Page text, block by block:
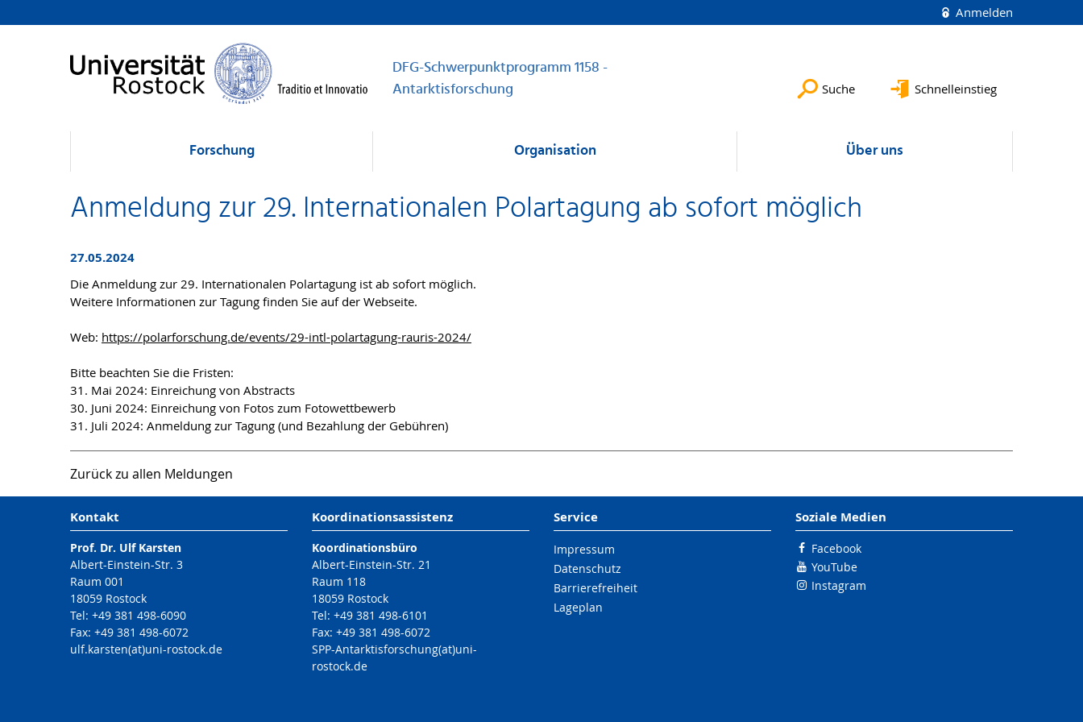
Anmelden
DFG-Schwerpunktprogramm 1158 -
Antarktisforschung
Suche Schnelleinstieg
Forschung Organisation Über uns
Anmeldung zur 29. Internationalen Polartagung ab sofort möglich
27.05.2024
Die Anmeldung zur 29. Internationalen Polartagung ist ab sofort möglich.
Weitere Informationen zur Tagung finden Sie auf der Webseite.
Web: https://polarforschung.de/events/29-intl-polartagung-rauris-2024/
Bitte beachten Sie die Fristen:
31. Mai 2024: Einreichung von Abstracts
30. Juni 2024: Einreichung von Fotos zum Fotowettbewerb
31. Juli 2024: Anmeldung zur Tagung (und Bezahlung der Gebühren)
Zurück zu allen Meldungen
Kontakt
Prof. Dr. Ulf Karsten
Albert-Einstein-Str. 3
Raum 001
18059 Rostock
Tel: +49 381 498-6090
Fax: +49 381 498-6072
ulf.karsten(at)uni-rostock.de
Koordinationsassistenz
Koordinationsbüro
Albert-Einstein-Str. 21
Raum 118
18059 Rostock
Tel: +49 381 498-6101
Fax: +49 381 498-6072
SPP-Antarktisforschung(at)uni-
rostock.de
Service
Impressum
Datenschutz
Barrierefreiheit
Lageplan
Soziale Medien
Facebook
YouTube
Instagram